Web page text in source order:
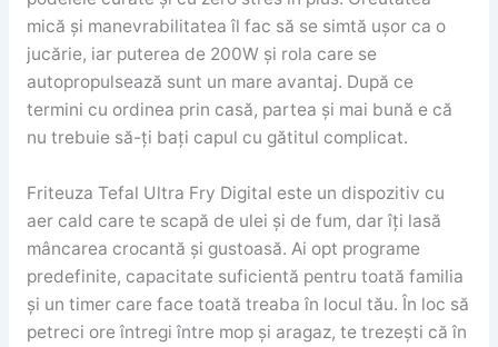
mică și manevrabilitatea îl fac să se simtă ușor ca o
jucărie, iar puterea de 200W și rola care se
autopropulsează sunt un mare avantaj. După ce
termini cu ordinea prin casă, partea și mai bună e că
nu trebuie să-ți bați capul cu gătitul complicat.
Friteuza Tefal Ultra Fry Digital este un dispozitiv cu
aer cald care te scapă de ulei și de fum, dar îți lasă
mâncarea crocantă și gustoasă. Ai opt programe
predefinite, capacitate suficientă pentru toată familia
și un timer care face toată treaba în locul tău. În loc să
petreci ore întregi între mop și aragaz, te trezești că în